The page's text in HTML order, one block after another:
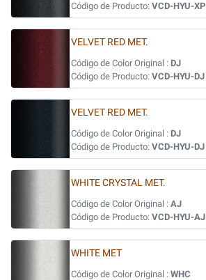
Código de Producto: VCD-HYU-XP
VELVET RED MET.
Código de Color Original : DJ
Código de Producto: VCD-HYU-DJ
VELVET RED MET.
Código de Color Original : DJ
Código de Producto: VCD-HYU-DJ
WHITE CRYSTAL MET.
Código de Color Original : AJ
Código de Producto: VCD-HYU-AJ
WHITE MET
Código de Color Original : WHC